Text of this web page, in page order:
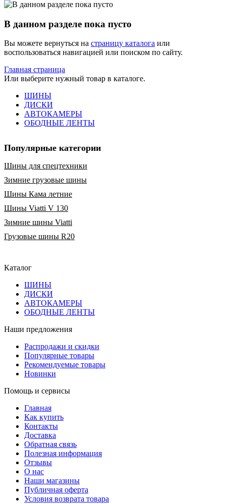
В данном разделе пока пусто
Вы можете вернуться на страницу каталога или
воспользоваться навигацией или поиском по сайту.
Главная страница
Или выберите нужный товар в каталоге.
ШИНЫ
ДИСКИ
АВТОКАМЕРЫ
ОБОДНЫЕ ЛЕНТЫ
Популярные категории
Шины для спецтехники
Зимние грузовые шины
Шины Кама летние
Шины Viatti V 130
Зимние шины Viatti
Грузовые шины R20
Каталог
ШИНЫ
ДИСКИ
АВТОКАМЕРЫ
ОБОДНЫЕ ЛЕНТЫ
Наши предложения
Распродажи и скидки
Популярные товары
Рекомендуемые товары
Новинки
Помощь и сервисы
Главная
Как купить
Контакты
Доставка
Обратная связь
Полезная информация
Отзывы
О нас
Наши магазины
Публичная оферта
Условия возврата товара